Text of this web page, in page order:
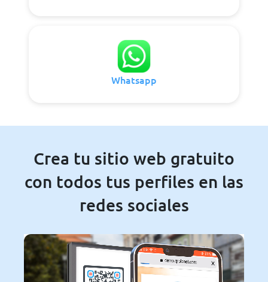
Whatsapp
Crea tu sitio web gratuito
con todos tus perfiles en las
redes sociales